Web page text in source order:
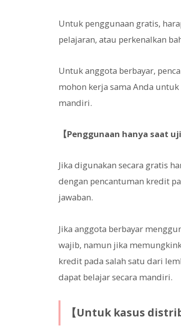
Untuk penggunaan gratis,
pelajaran, atau perkenalkan
Untuk anggota berbayar,
mohon kerja sama Anda
mandiri.
【Penggunaan hanya saat
Jika digunakan secara gratis
dengan pencantuman kredit
jawaban.
Jika anggota berbayar
wajib, namun jika
kredit pada salah satu dari
dapat belajar secara mandiri.
【Untuk kasus